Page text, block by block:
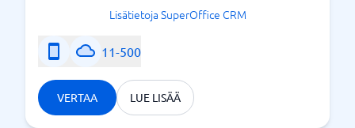
Lisätietoja SuperOffice CRM
11-500
VERTAA LUE LISÄÄ